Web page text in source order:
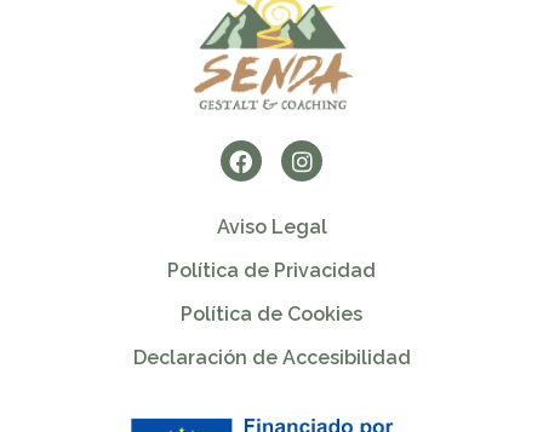
Aviso Legal
Política de Privacidad
Política de Cookies
Declaración de Accesibilidad